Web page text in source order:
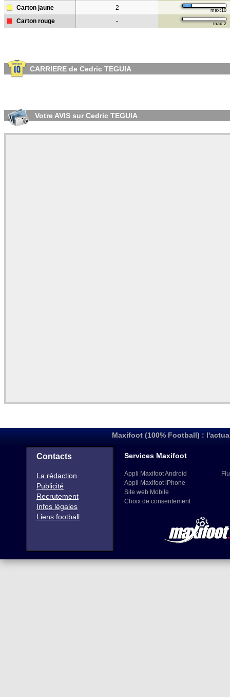
Carton jaune 2 max:10
Carton rouge - max:2
CARRIERE de Cedric TEGUIA
Votre AVIS sur Cedric TEGUIA
Maxifoot (100% Football) :
Contacts
La rédaction
Publicité
Recrutement
Infos légales
Liens football
Services Maxifoot
Appli Maxifoot Android
Appli Maxifoot iPhone
Site web Mobile
Choix de consentement